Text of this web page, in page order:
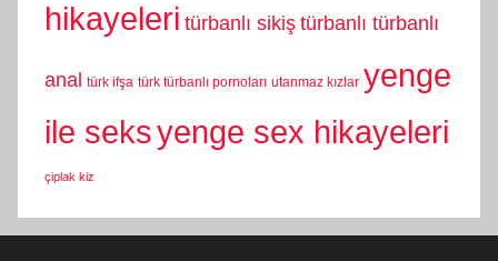
hikayeleri türbanlı sikiş türbanlı türbanlı
anal türk ifşa türk türbanlı pornoları utanmaz kızlar yenge
ile seksyenge sex hikayeleri
çiplak kiz